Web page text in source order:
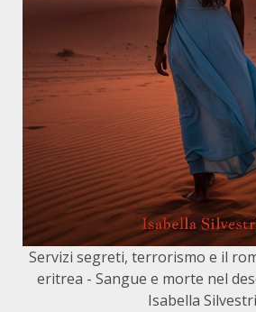
Servizi segreti, terrorismo e il
eritrea - Sangue e morte nel
Isabella Silvestri